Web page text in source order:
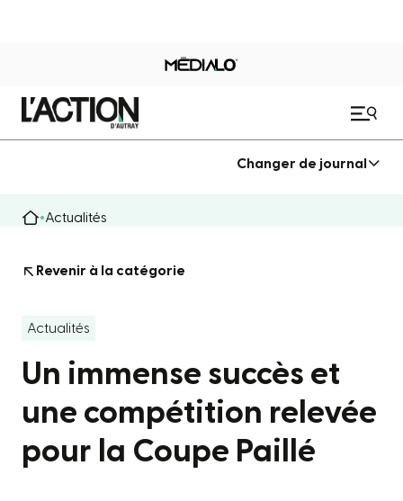
Changer de journal
Actualités
Revenir à la catégorie
Actualités
Un immense succès et
une compétition relevée
pour la Coupe Paillé